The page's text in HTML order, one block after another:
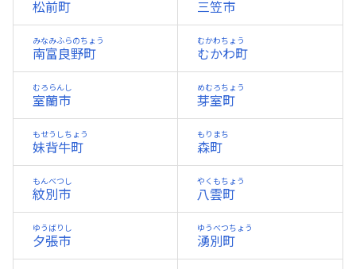
松前町 三笠市
南富良野町
みなみふらのちょう
むかわ町
むかわちょう
室蘭市
むろらんし
芽室町
めむろちょう
妹背牛町
もせうしちょう
森町
もりまち
紋別市
もんべつし
八雲町
やくもちょう
夕張市
ゆうばりし
湧別町
ゆうべつちょう